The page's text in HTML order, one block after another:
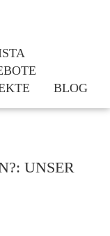
sind Jugendrechte
– Stärkung des
BLOG
UNSER